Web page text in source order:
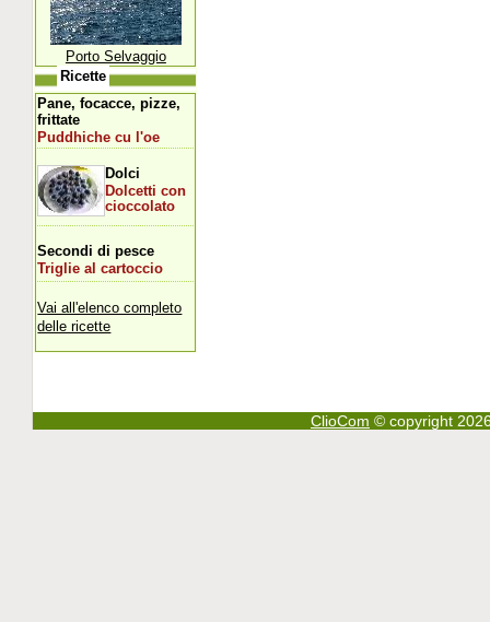
Porto Selvaggio
Ricette
Pane, focacce, pizze,
frittate
Puddhiche cu l'oe
Dolci
Dolcetti con
cioccolato
Secondi di pesce
Triglie al cartoccio
Vai all'elenco completo
delle ricette
ClioCom © copyright